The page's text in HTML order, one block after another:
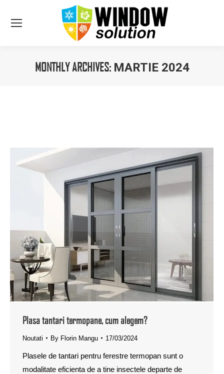
MONTHLY ARCHIVES: MARTIE 2024
Plasa tantari termopane, cum alegem?
Noutati By Florin Mangu 17/03/2024
Plasele de tantari pentru ferestre termopan sunt o
modalitate eficienta de a tine insectele departe de